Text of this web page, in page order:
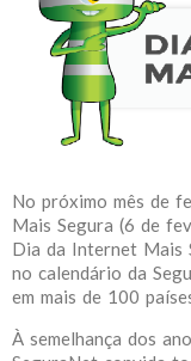
No próximo mês de
Mais Segura (6 de
Dia da Internet Mais
no calendário da
em mais de 100
À semelhança dos